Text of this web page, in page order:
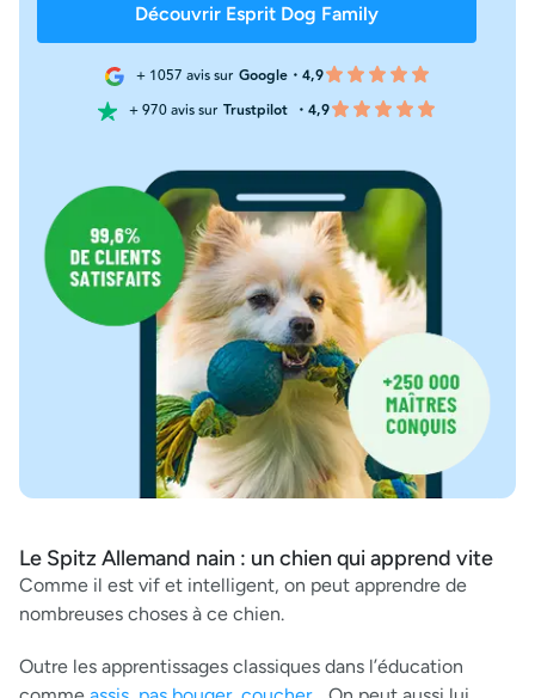
Découvrir Esprit Dog Family
+ 1057 avis sur Google・4,9
+ 970 avis sur Trustpilot ・4,9
Le Spitz Allemand nain : un chien qui apprend vite
Comme il est vif et intelligent, on peut apprendre de
nombreuses choses à ce chien.
Outre les apprentissages classiques dans l’éducation